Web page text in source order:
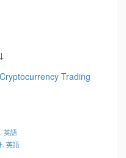
Trading
英語
英語